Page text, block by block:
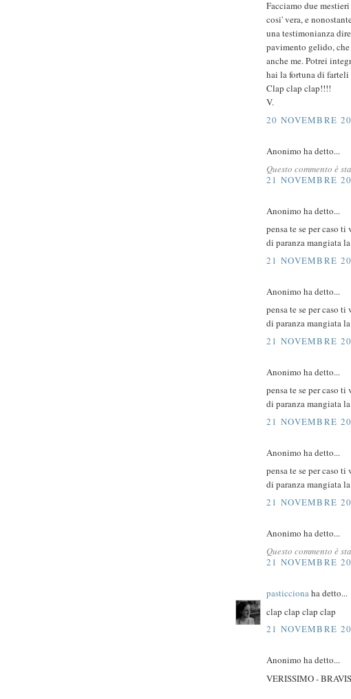
Facciamo due
cosi' vera, e
una testimonianza
pavimento gelido,
anche me. Potrei
hai la fortuna di farteli
Clap clap clap!!!!
V.
20 NOVEMBRE
Anonimo ha detto...
Questo commento è
21 NOVEMBRE
Anonimo ha detto...
pensa te se per caso
di paranza mangiata
21 NOVEMBRE
Anonimo ha detto...
pensa te se per caso
di paranza mangiata
21 NOVEMBRE
Anonimo ha detto...
pensa te se per caso
di paranza mangiata
21 NOVEMBRE
Anonimo ha detto...
pensa te se per caso
di paranza mangiata
21 NOVEMBRE
Anonimo ha detto...
Questo commento è
21 NOVEMBRE
pasticcionaha detto...
clap clap clap clap
21 NOVEMBRE
Anonimo ha detto...
VERISSIMO -